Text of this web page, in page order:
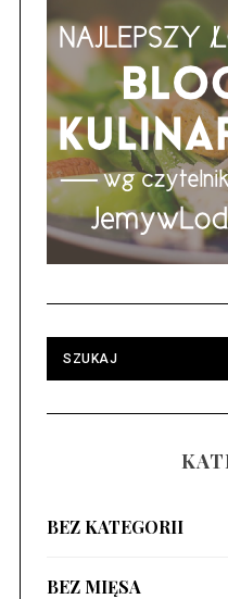
BEZ KATEGORII
BEZ MIĘSA